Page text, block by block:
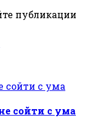
публикации
сойти с ума